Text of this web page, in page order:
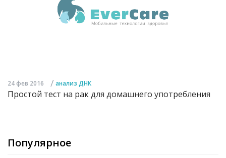
24 фев 2016 / анализ ДНК
Простой тест на рак для домашнего употребления
Популярное